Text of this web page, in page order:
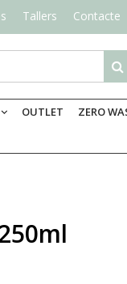
Tallers Contacte
OUTLET
ZERO